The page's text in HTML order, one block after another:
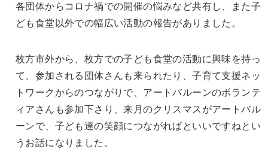
各団体からコロナ禍での開催の悩みなど共有し、
また子
ども食堂以外での幅広い活動の報告がありました。
枚方市外から、枚方での子ども食堂の活動に興味を持っ
て、 参加される団体さんも来られたり、子育て支援ネッ
トワークからのつながりで、 アートバルーンのボランテ
ィアさんも参加下さり、来月のクリスマスがアートバル
ーンで、 子ども達の笑顔につながればといいですねとい
うお話になりました 。